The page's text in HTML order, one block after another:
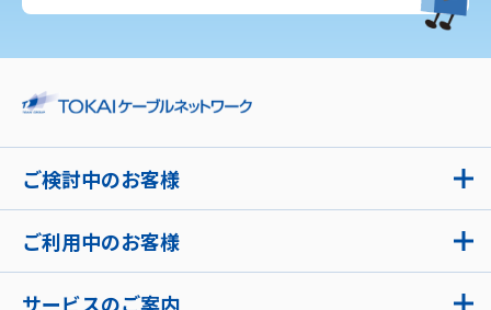
ご検討中のお客様
ご利用中のお客様
サービスのご案内